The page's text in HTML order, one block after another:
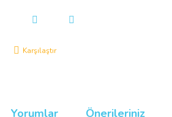
Karşılaştır
Yorumlar Önerileriniz